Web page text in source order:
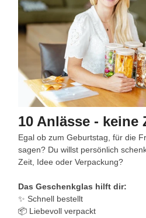
10 Anlässe - keine
Egal ob zum Geburtstag, für die
sagen? Du willst persönlich
Zeit, Idee oder Verpackung?
Das Geschenkglas hilft dir:
✨ Schnell bestellt
📦 Liebevoll verpackt